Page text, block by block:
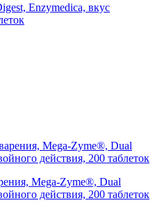
Enzymedica, вкус
Mega-Zyme®, Dual
действия, 200 таблеток